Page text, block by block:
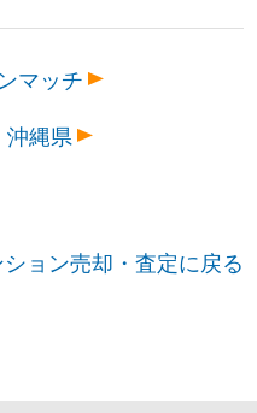
マッチ
沖縄県
ョン売却・査定に戻る